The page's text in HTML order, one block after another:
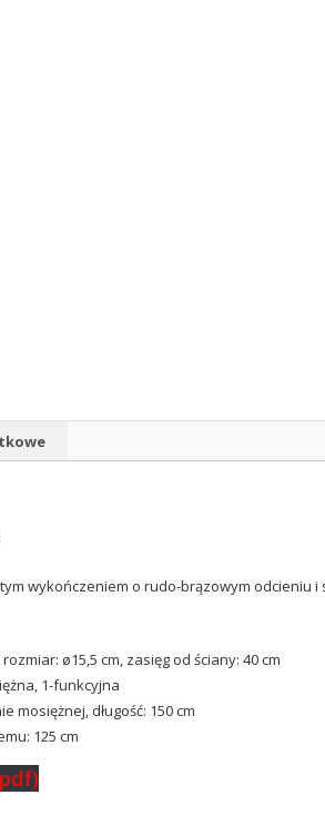
wykończeniem o rudo-brązowym odcieniu
ø15,5 cm, zasięg od ściany: 40 cm
1-funkcyjna
mosiężnej, długość: 150 cm
125 cm